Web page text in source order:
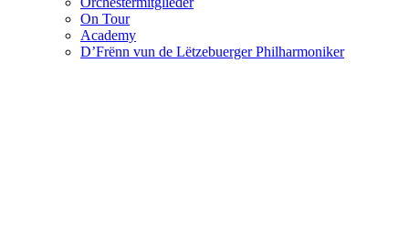
On Tour
Academy
D’Frënn vun de Lëtzebuerger Philharmoniker